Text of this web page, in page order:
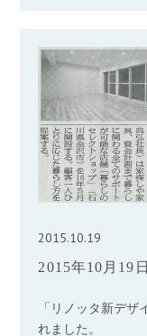
2015.10.19
2015年10月19
「リノッタ新デ
れました。